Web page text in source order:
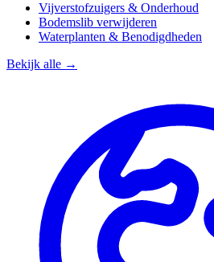
Vijverstofzuigers & Onderhoud
Bodemslib verwijderen
Waterplanten & Benodigdheden
Bekijk alle →